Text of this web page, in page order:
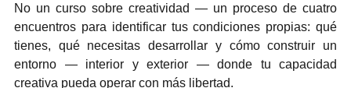
No un curso sobre creatividad — un proceso de cuatro
encuentros para identificar tus condiciones propias: qué
tienes, qué necesitas desarrollar y cómo construir un
entorno — interior y exterior — donde tu capacidad
creativa pueda operar con más libertad.